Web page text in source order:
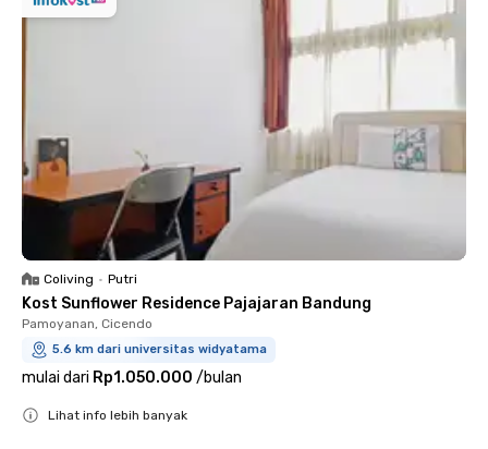
Coliving • Putri
Kost Sunflower Residence Pajajaran Bandung
Pamoyanan, Cicendo
5.6 km dari universitas widyatama
mulai dari Rp1.050.000 /bulan
Lihat info lebih banyak